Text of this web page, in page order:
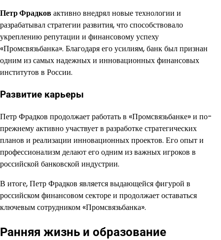
Петр Фрадковактивно внедрял новые технологии и
разрабатывал стратегии развития, что способствовало
укреплению репутации и финансовому успеху
«Промсвязьбанка». Благодаря его усилиям, банк был признан
одним из самых надежных и инновационных финансовых
институтов в России.
Развитие карьеры
Петр Фрадков продолжает работать в «Промсвязьбанке» и по-
прежнему активно участвует в разработке стратегических
планов и реализации инновационных проектов. Его опыт и
профессионализм делают его одним из важных игроков в
российской банковской индустрии.
В итоге, Петр Фрадков является выдающейся фигурой в
российском финансовом секторе и продолжает оставаться
ключевым сотрудником «Промсвязьбанка».
Ранняя жизнь и образование